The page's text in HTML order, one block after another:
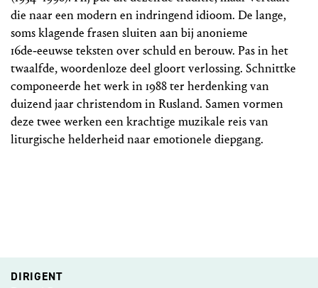
die naar een modern en indringend idioom. De lange,
soms klagende frasen sluiten aan bij anonieme
16de‑eeuwse teksten over schuld en berouw. Pas in het
twaalfde, woordenloze deel gloort verlossing. Schnittke
componeerde het werk in 1988 ter herdenking van
duizend jaar christendom in Rusland. Samen vormen
deze twee werken een krachtige muzikale reis van
liturgische helderheid naar emotionele diepgang.
DIRIGENT